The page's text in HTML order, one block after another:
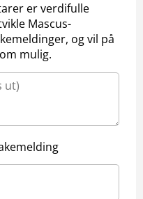
er verdifulle
Mascus-
og vil på
mulig.